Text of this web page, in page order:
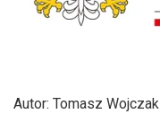
Autor: Tomasz Wojczak